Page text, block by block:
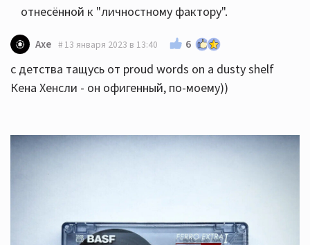
умные люди могут слушать плохую музыку.
автомате) саундтрек для него. Для игрушки.
отнесённой к "личностному фактору".
Axe 13 января 2023 в 13:40 6
с детства тащусь от proud words on a dusty shelf
Кена Хенсли - он офигенный, по-моему))